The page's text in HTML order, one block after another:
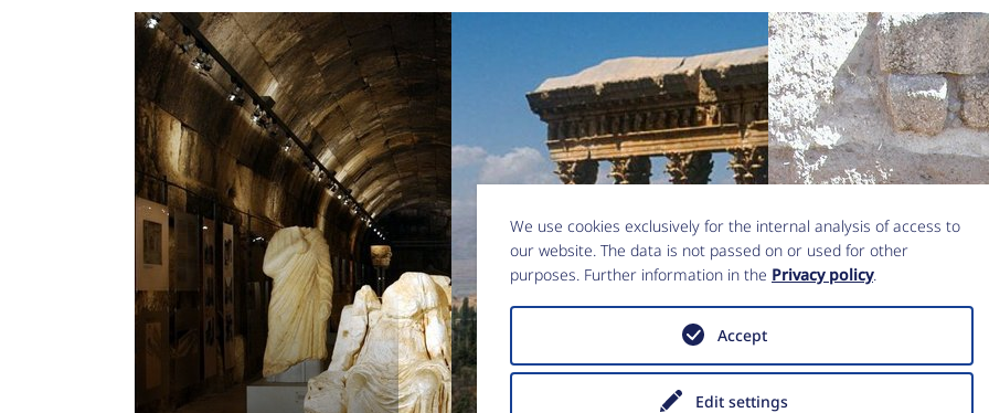
We use cookies exclusively for the internal analysis of access to
our website. The data is not passed on or used for other
purposes. Further information in the Privacy policy.
Edit settings
Accept